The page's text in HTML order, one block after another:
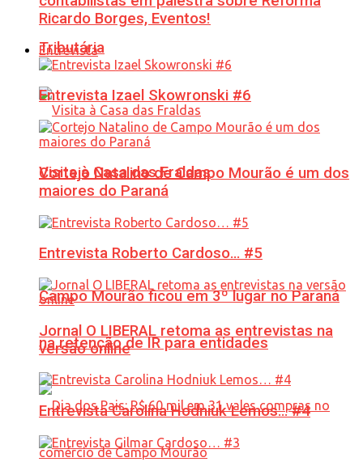
Tributária
Visita à Casa das Fraldas
Campo Mourão ficou em 3º lugar no Paraná
na retenção de IR para entidades
Ricardo Borges, Eventos!
Entrevista
Entrevista Izael Skowronski #6
Cortejo Natalino de Campo Mourão é um dos
maiores do Paraná
Entrevista Roberto Cardoso… #5
Jornal O LIBERAL retoma as entrevistas na
versão online
Entrevista Carolina Hodniuk Lemos… #4